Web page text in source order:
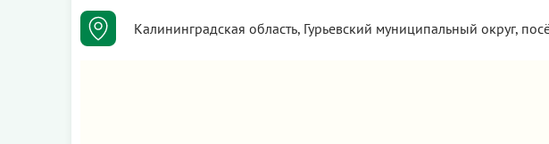
Калининградская область, Гурьевский муниципальный округ,